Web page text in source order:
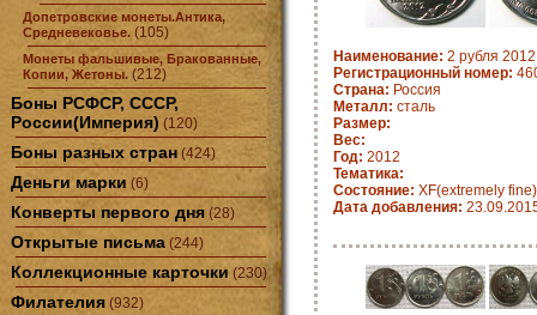
Допетровские монеты.Антика,
Средневековье. (105)
Монеты фальшивые, Бракованные,
Копии, Жетоны. (212)
Боны РСФСР, СССР,
России(Империя) (120)
Боны разных стран (424)
Деньги марки (6)
Конверты первого дня (28)
Открытые письма (244)
Коллекционные карточки (230)
Филателия (932)
Наименование: 2 рубля
Регистрационный номер:
Страна: Россия
Металл: сталь
Размер:
Вес:
Год: 2012
Тематика:
Состояние: XF(extremely fine)
Дата добавления: